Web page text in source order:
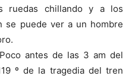
ruedas chillando y a los
se puede ver a un hombre
Poco antes de las 3 am del
º de la tragedia del tren